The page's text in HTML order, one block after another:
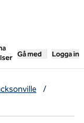
,öppnar ny flik
Gå med Logga in
/